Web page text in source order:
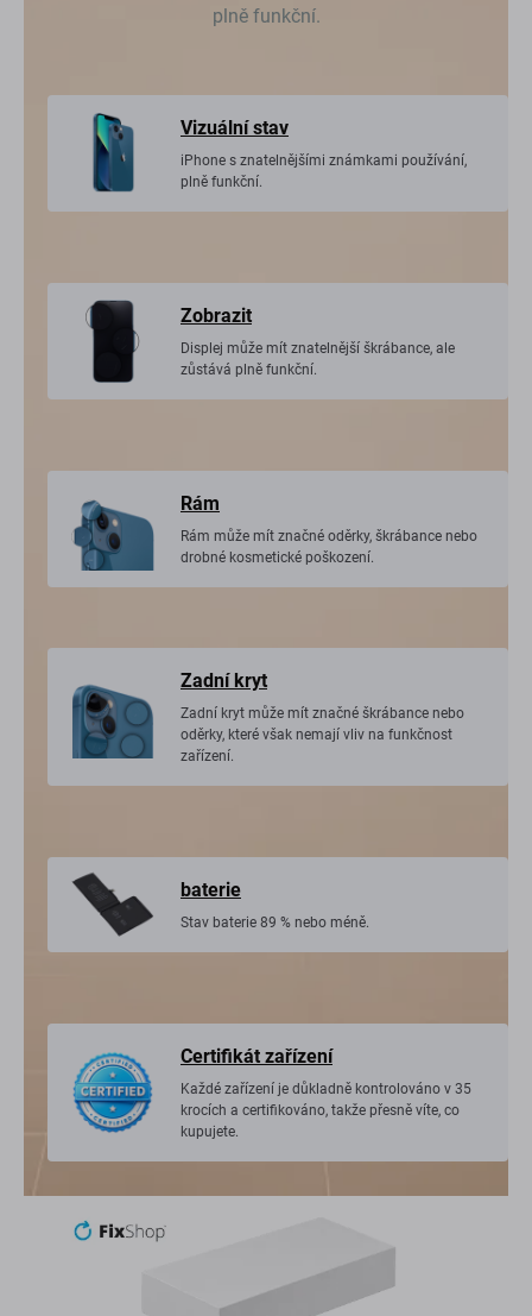
plně funkční.
Vizuální stav
iPhone s znatelnějšími známkami používání,
plně funkční.
Zobrazit
Displej může mít znatelnější škrábance, ale
zůstává plně funkční.
Rám
Rám může mít značné oděrky, škrábance nebo
drobné kosmetické poškození.
Zadní kryt
Zadní kryt může mít značné škrábance nebo
oděrky, které však nemají vliv na funkčnost
zařízení.
baterie
Stav baterie 89 % nebo méně.
Certifikát zařízení
Každé zařízení je důkladně kontrolováno v 35
krocích a certifikováno, takže přesně víte, co
kupujete.